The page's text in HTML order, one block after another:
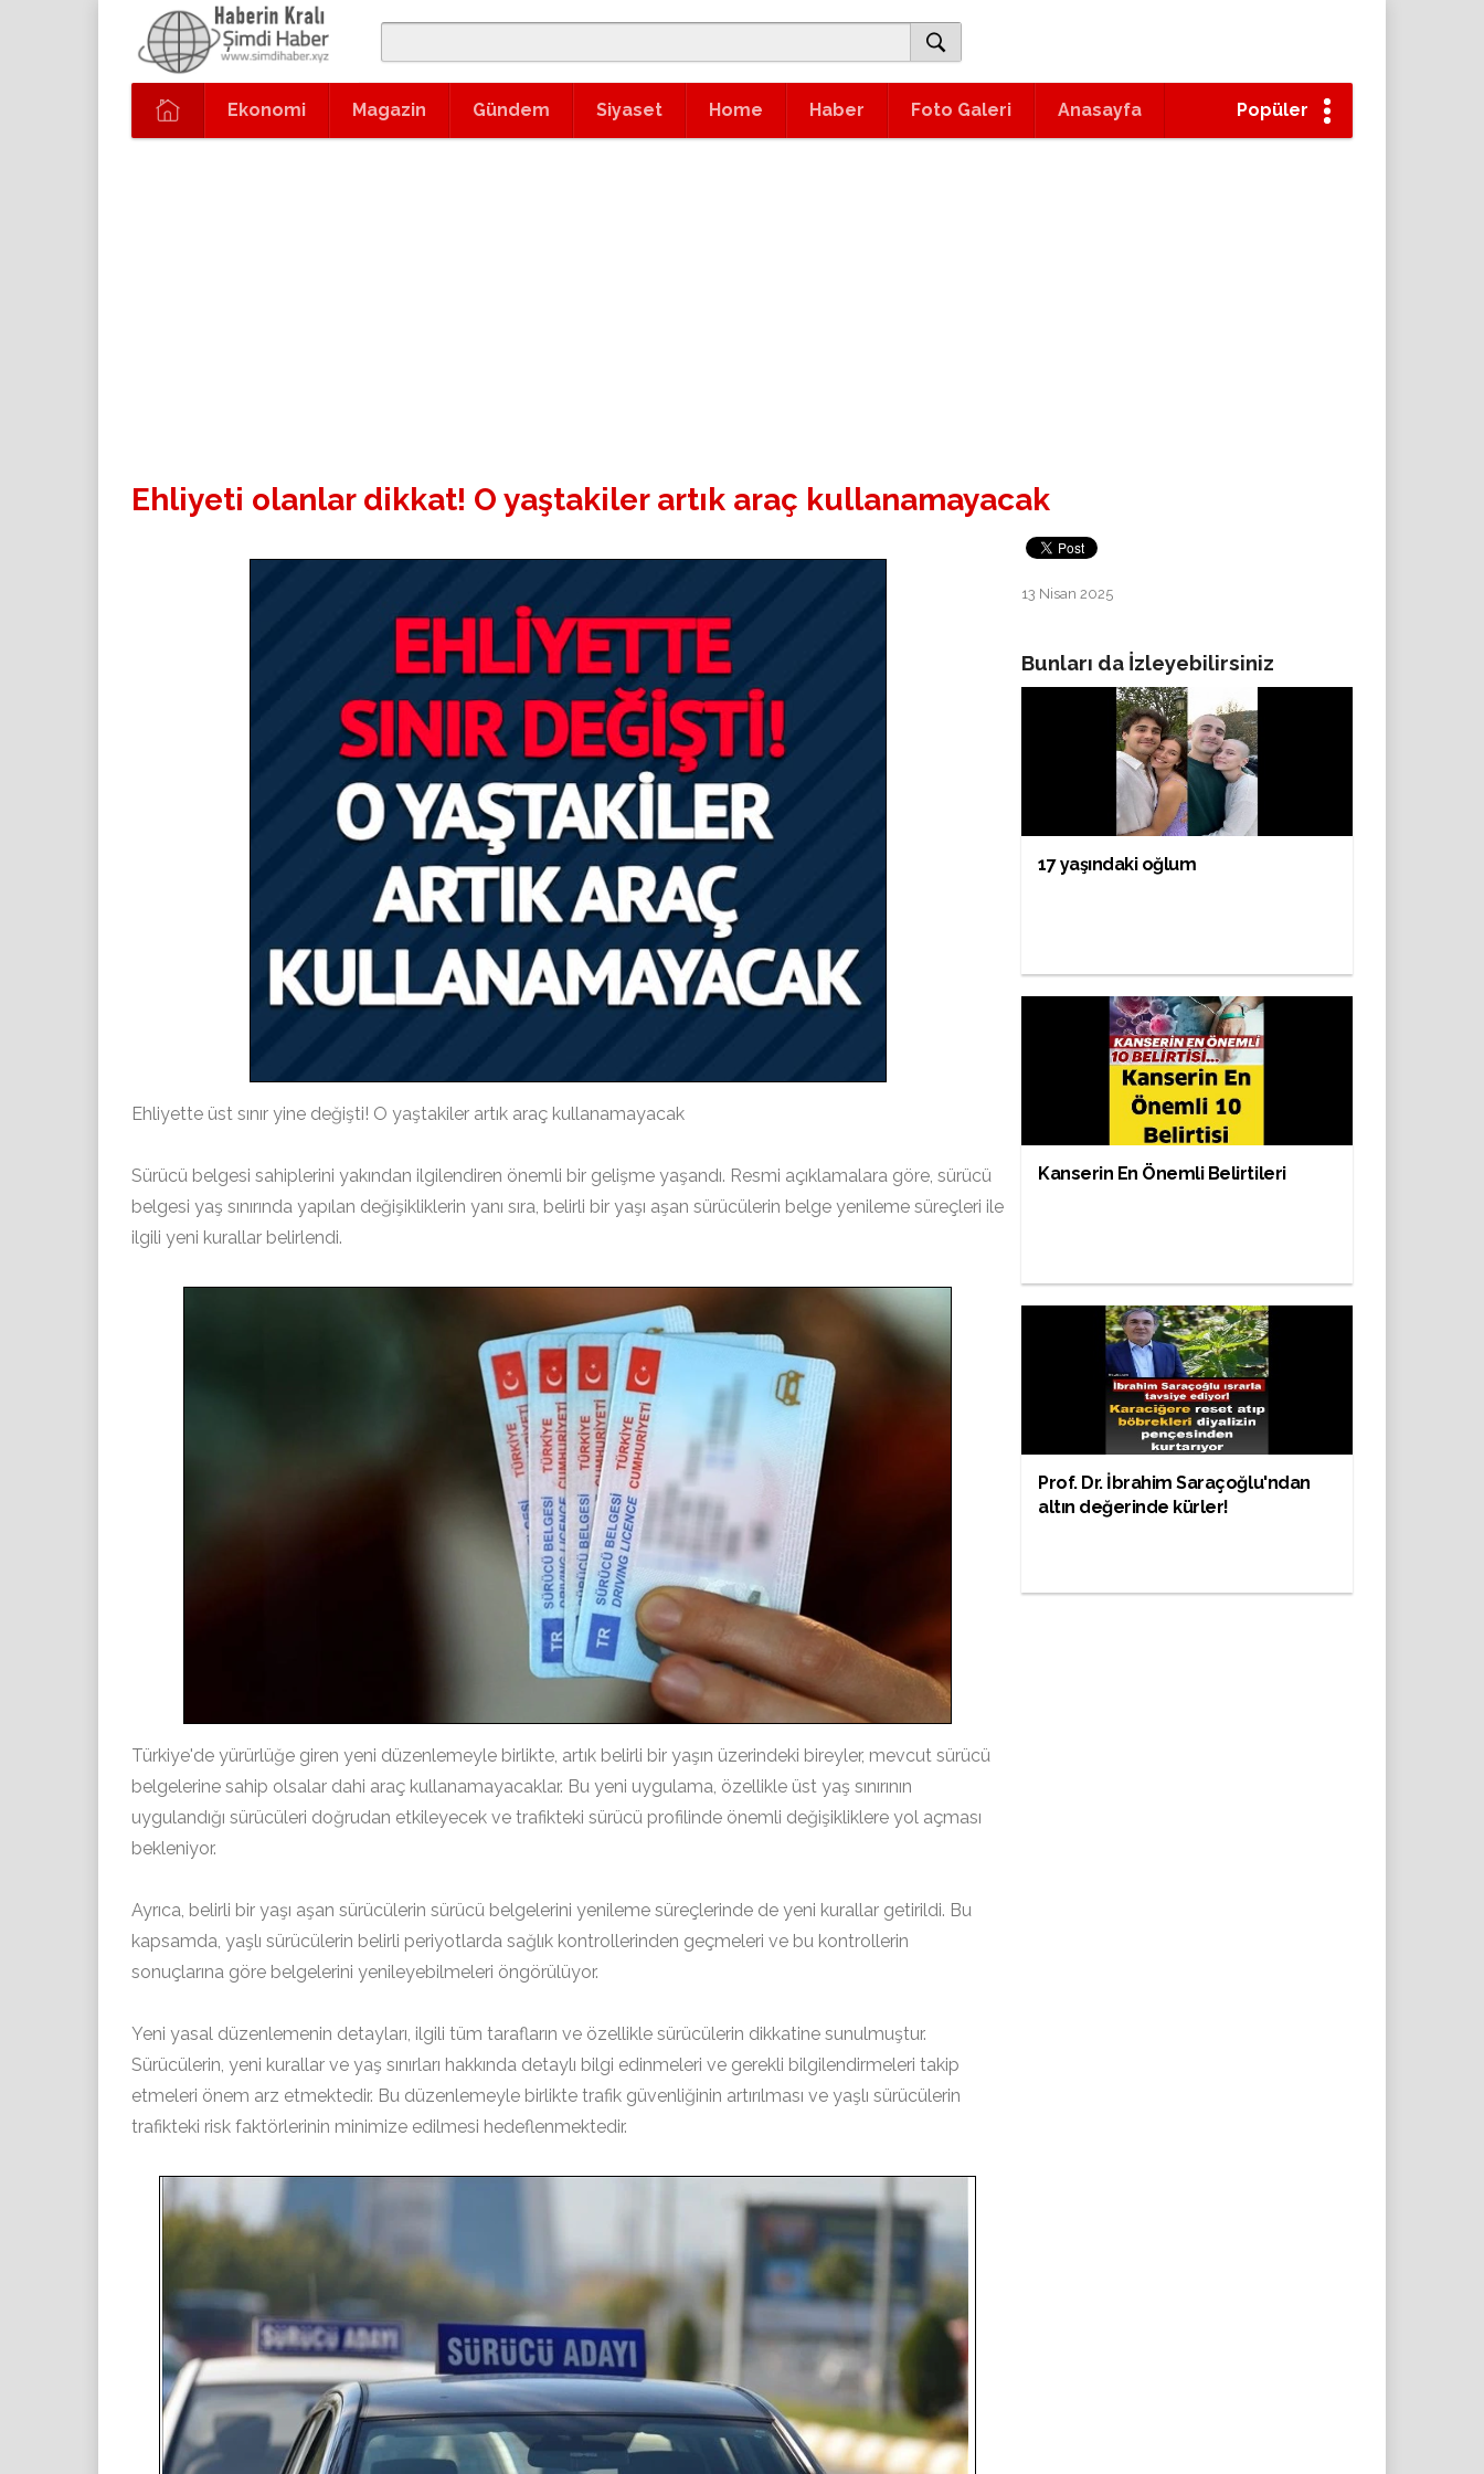
Ekonomi Magazin Gündem Siyaset Home Haber Foto Galeri Anasayfa Popüler
Ehliyeti olanlar dikkat! O yaştakiler artık araç kullanamayacak
Ehliyette üst sınır yine değişti! O yaştakiler artık araç kullanamayacak
Sürücü belgesi sahiplerini yakından ilgilendiren önemli bir gelişme yaşandı. Resmi açıklamalara göre, sürücü
belgesi yaş sınırında yapılan değişikliklerin yanı sıra, belirli bir yaşı aşan sürücülerin belge yenileme süreçleri ile
ilgili yeni kurallar belirlendi.
Türkiye'de yürürlüğe giren yeni düzenlemeyle birlikte, artık belirli bir yaşın üzerindeki bireyler, mevcut sürücü
belgelerine sahip olsalar dahi araç kullanamayacaklar. Bu yeni uygulama, özellikle üst yaş sınırının
uygulandığı sürücüleri doğrudan etkileyecek ve trafikteki sürücü profilinde önemli değişikliklere yol açması
bekleniyor.
Ayrıca, belirli bir yaşı aşan sürücülerin sürücü belgelerini yenileme süreçlerinde de yeni kurallar getirildi. Bu
kapsamda, yaşlı sürücülerin belirli periyotlarda sağlık kontrollerinden geçmeleri ve bu kontrollerin
sonuçlarına göre belgelerini yenileyebilmeleri öngörülüyor.
Yeni yasal düzenlemenin detayları, ilgili tüm tarafların ve özellikle sürücülerin dikkatine sunulmuştur.
Sürücülerin, yeni kurallar ve yaş sınırları hakkında detaylı bilgi edinmeleri ve gerekli bilgilendirmeleri takip
etmeleri önem arz etmektedir. Bu düzenlemeyle birlikte trafik güvenliğinin artırılması ve yaşlı sürücülerin
trafikteki risk faktörlerinin minimize edilmesi hedeflenmektedir.
13 Nisan 2025
Bunları da İzleyebilirsiniz
17 yaşındaki oğlum
Kanserin En Önemli Belirtileri
Prof. Dr. İbrahim Saraçoğlu'ndan
altın değerinde kürler!